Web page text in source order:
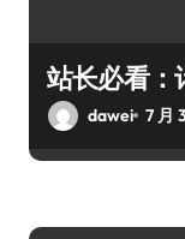
站长必看：
dawei 7 月